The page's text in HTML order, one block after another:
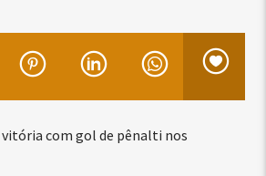
com gol de pênalti nos